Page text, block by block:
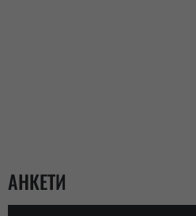
АНКЕТИ